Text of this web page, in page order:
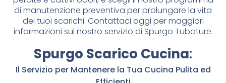
di manutenzione preventiva per prolungare la vita
dei tuoi scarichi. Contattaci oggi per maggiori
informazioni sul nostro servizio di Spurgo Tubature.
Spurgo Scarico Cucina:
Il Servizio per Mantenere la Tua Cucina Pulita ed